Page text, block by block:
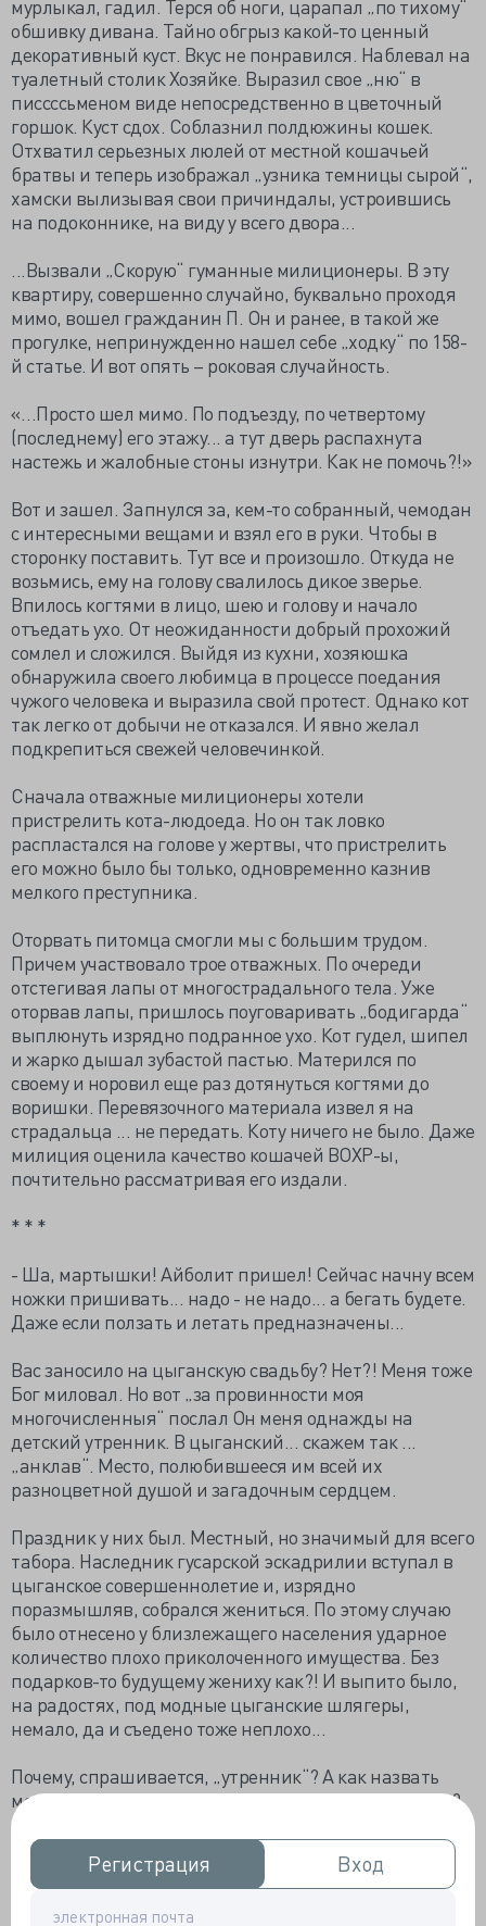
Регистрация
Регистрация Вход
Вход
мурлыкал, гадил. Терся об ноги, царапал „по тихому“
обшивку дивана. Тайно обгрыз какой-то ценный
декоративный куст. Вкус не понравился. Наблевал на
туалетный столик Хозяйке. Выразил свое „ню“ в
писсссьменом виде непосредственно в цветочный
горшок. Куст сдох. Соблазнил полдюжины кошек.
Отхватил серьезных люлей от местной кошачьей
братвы и теперь изображал „узника темницы сырой“,
хамски вылизывая свои причиндалы, устроившись
на подоконнике, на виду у всего двора...
...Вызвали „Скорую“ гуманные милиционеры. В эту
квартиру, совершенно случайно, буквально проходя
мимо, вошел гражданин П. Он и ранее, в такой же
прогулке, непринужденно нашел себе „ходку“ по 158-
й статье. И вот опять – роковая случайность.
«…Просто шел мимо. По подъезду, по четвертому
(последнему) его этажу... а тут дверь распахнута
настежь и жалобные стоны изнутри. Как не помочь?!»
Вот и зашел. Запнулся за, кем-то собранный, чемодан
с интересными вещами и взял его в руки. Чтобы в
сторонку поставить. Тут все и произошло. Откуда не
возьмись, ему на голову свалилось дикое зверье.
Впилось когтями в лицо, шею и голову и начало
отъедать ухо. От неожиданности добрый прохожий
сомлел и сложился. Выйдя из кухни, хозяюшка
обнаружила своего любимца в процессе поедания
чужого человека и выразила свой протест. Однако кот
так легко от добычи не отказался. И явно желал
подкрепиться свежей человечинкой.
Сначала отважные милиционеры хотели
пристрелить кота-людоеда. Но он так ловко
распластался на голове у жертвы, что пристрелить
его можно было бы только, одновременно казнив
мелкого преступника.
Оторвать питомца смогли мы с большим трудом.
Причем участвовало трое отважных. По очереди
отстегивая лапы от многострадального тела. Уже
оторвав лапы, пришлось поуговаривать „бодигарда“
выплюнуть изрядно подранное ухо. Кот гудел, шипел
и жарко дышал зубастой пастью. Матерился по
своему и норовил еще раз дотянуться когтями до
воришки. Перевязочного материала извел я на
страдальца ... не передать. Коту ничего не было. Даже
милиция оценила качество кошачей ВОХР-ы,
почтительно рассматривая его издали.
* * *
- Ша, мартышки! Айболит пришел! Сейчас начну всем
ножки пришивать... надо - не надо... а бегать будете.
Даже если ползать и летать предназначены...
Вас заносило на цыганскую свадьбу? Нет?! Меня тоже
Бог миловал. Но вот „за провинности моя
многочисленныя“ послал Он меня однажды на
детский утренник. В цыганский... скажем так ...
„анклав“. Место, полюбившееся им всей их
разноцветной душой и загадочным сердцем.
Праздник у них был. Местный, но значимый для всего
табора. Наследник гусарской эскадрилии вступал в
цыганское совершеннолетие и, изрядно
поразмышляв, собрался жениться. По этому случаю
было отнесено у близлежащего населения ударное
количество плохо приколоченного имущества. Без
подарков-то будущему жениху как?! И выпито было,
на радостях, под модные цыганские шлягеры,
немало, да и съедено тоже неплохо...
Почему, спрашивается, „утренник“? А как назвать
мероприятие, когда главному герою события 11 лет?
А избраннице – 13.
Но что-то на празднике пошло „не так“. Кто-то с кем-
то сцепился на почве философской дискуссии о цене
маковой „дури“ для маргиналов и понеслось веселье.